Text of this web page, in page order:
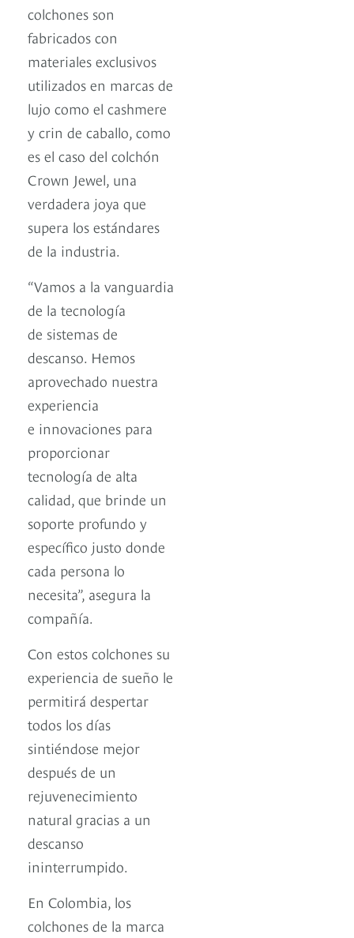
colchones son
fabricados con
materiales exclusivos
utilizados en marcas de
lujo como el cashmere
y crin de caballo, como
es el caso del colchón
Crown Jewel, una
verdadera joya que
supera los estándares
de la industria.
“Vamos a la vanguardia
de la tecnología
de sistemas de
descanso. Hemos
aprovechado nuestra
experiencia
e innovaciones para
proporcionar
tecnología de alta
calidad, que brinde un
soporte profundo y
específico justo donde
cada persona lo
necesita”, asegura la
compañía.
Con estos colchones su
experiencia de sueño le
permitirá despertar
todos los días
sintiéndose mejor
después de un
rejuvenecimiento
natural gracias a un
descanso
ininterrumpido.
En Colombia, los
colchones de la marca